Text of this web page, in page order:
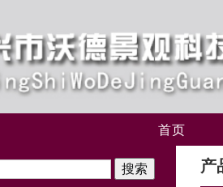
首页
产